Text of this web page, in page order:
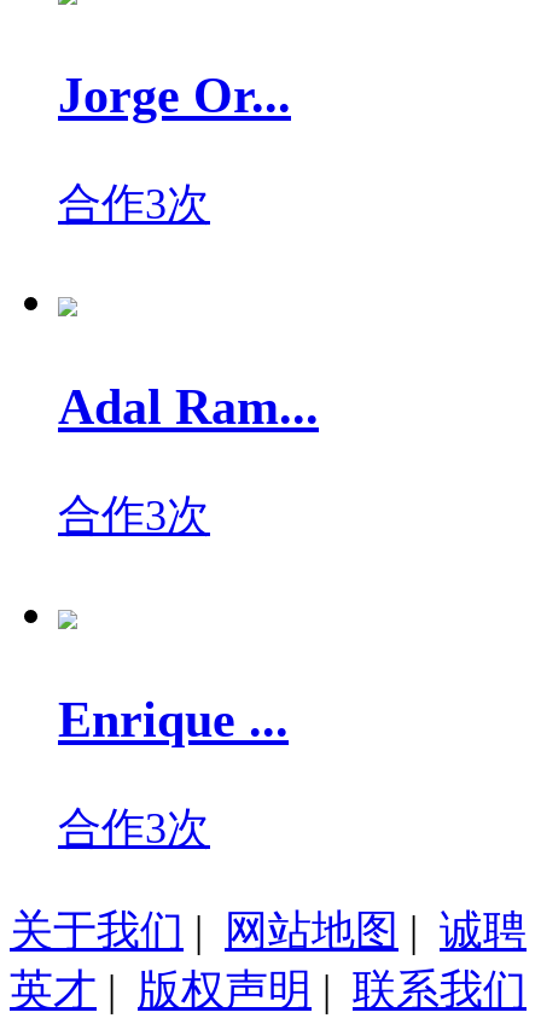
Jorge Or...
合作3次
Adal Ram...
合作3次
Enrique ...
合作3次
关于我们 | 网站地图 | 诚聘
英才 | 版权声明 | 联系我们